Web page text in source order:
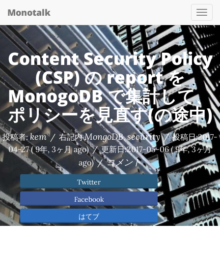
Monotalk
Content Security Policy
(CSP) の report を
MonogoDB で集計して、
ポリシーを見直す(の途中)
投稿者:kem / 右記内MongoDB,security / 投稿日:2017-
04-27( 9年, 3ヶ月 ago) / 更新日:2017-05-06( 9年, 3ヶ月
ago) / コメント
Twitter
Facebook
はてブ